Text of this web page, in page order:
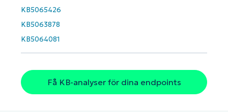
KB5065426
KB5063878
KB5064081
Få KB-analyser för dina endpoints
Company
name*